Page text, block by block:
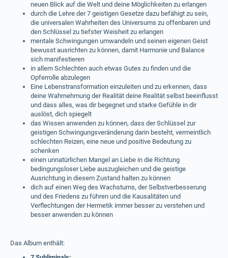
neuen Blick auf die Welt und deine Möglichkeiten zu erlangen
durch die Lehre der 7 geistigen Gesetze dazu befähigt zu sein,
die universalen Wahrheiten des Universums zu offenbaren und
den Schlüssel zu tiefster Weisheit zu erlangen
mentale Schwingungen umwandeln und seinen eigenen Geist
bewusst ausrichten zu können, damit Harmonie und Balance
sich manifestieren
in allem Schlechten auch etwas Gutes zu finden und die
Opferrolle abzulegen
Eine Lebenstransformation einzuleiten und zu erkennen, dass
deine Wahrnehmung der Realität deine Realität selbst beeinflusst
und dass alles, was dir begegnet und starke Gefühle in dir
auslöst, dich spiegelt
das Wissen anwenden zu können, dass der Schlüssel zur
geistigen Schwingungsveränderung darin besteht, vermeintlich
schlechten Reizen, eine neue und positive Bedeutung zu
schenken
einen unnatürlichen Mangel an Liebe in die Richtung
bedingungsloser Liebe auszugleichen und die geistige
Ausrichtung in diesem Zustand halten zu können
dich auf einen Weg des Wachstums, der Selbstverbesserung
und des Friedens zu führen und die Kausalitäten und
Verflechtungen der Hermetik immer besser zu verstehen und
besser anwenden zu können
Das Album enthält: